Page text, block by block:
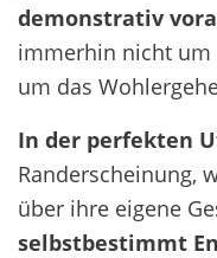
demonstrativ
immerhin nicht um
um das
In der perfekten
Randerscheinung,
über ihre eigene
selbstbestimmt